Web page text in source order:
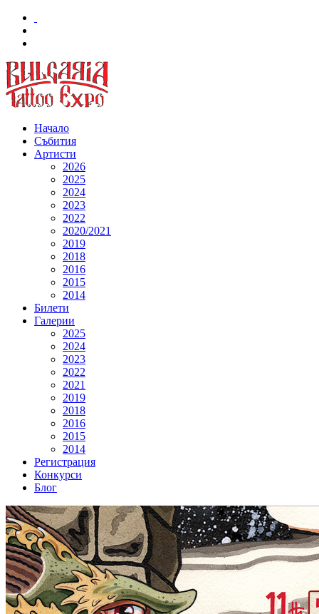
Начало
Събития
Артисти
2026
2025
2024
2023
2022
2020/2021
2019
2018
2016
2015
2014
Билети
Галерии
2025
2024
2023
2022
2021
2019
2018
2016
2015
2014
Регистрация
Конкурси
Блог